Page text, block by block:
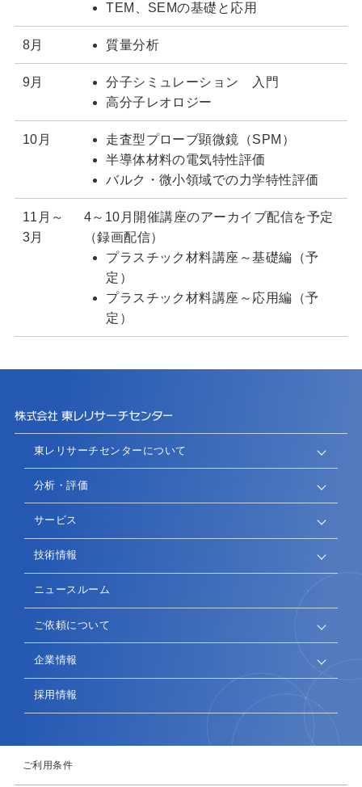
TEM、SEMの基礎と応用
8月 質量分析
9月
分子シミュレーション 入門
高分子レオロジー
10月
走査型プローブ顕微鏡（SPM）
半導体材料の電気特性評価
バルク・微小領域での力学特性評価
11月～
3月
4～10月開催講座のアーカイブ配信を予定
（録画配信）
プラスチック材料講座～基礎編（予
定）
プラスチック材料講座～応用編（予
定）
東レリサーチセンターについて
分析・評価
サービス
技術情報
ニュースルーム
ご依頼について
企業情報
採用情報
ご利用条件